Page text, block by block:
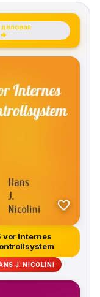
→
vor Internes
J. NICOLINI